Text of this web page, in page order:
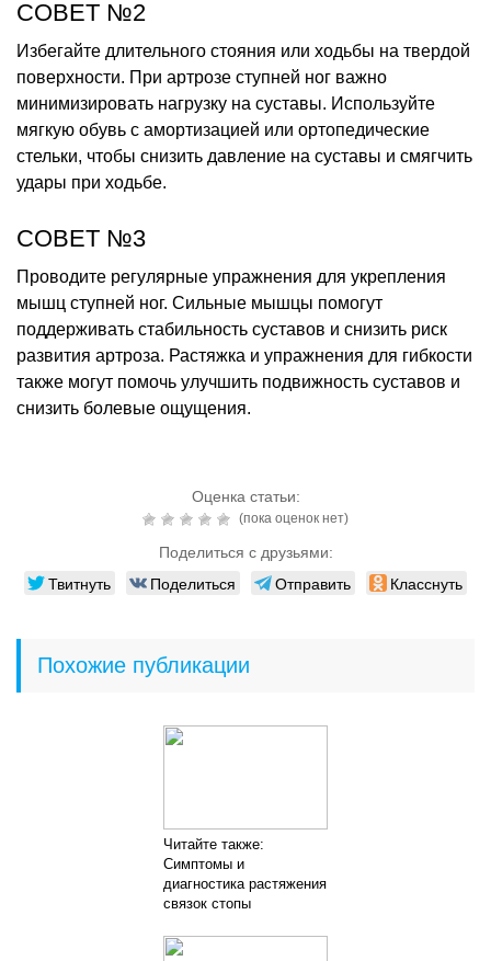
СОВЕТ №2
Избегайте длительного стояния или ходьбы на твердой
поверхности. При артрозе ступней ног важно
минимизировать нагрузку на суставы. Используйте
мягкую обувь с амортизацией или ортопедические
стельки, чтобы снизить давление на суставы и смягчить
удары при ходьбе.
СОВЕТ №3
Проводите регулярные упражнения для укрепления
мышц ступней ног. Сильные мышцы помогут
поддерживать стабильность суставов и снизить риск
развития артроза. Растяжка и упражнения для гибкости
также могут помочь улучшить подвижность суставов и
снизить болевые ощущения.
Оценка статьи:
(пока оценок нет)
Поделиться с друзьями:
Твитнуть Поделиться Отправить Класснуть
Похожие публикации
Читайте также:
Симптомы и
диагностика растяжения
связок стопы